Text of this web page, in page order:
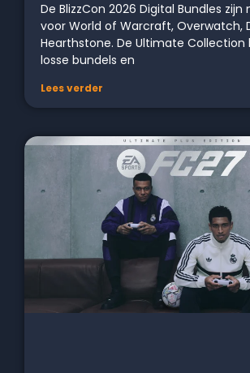
De BlizzCon 2026 Digital Bundles zijn
voor World of Warcraft, Overwatch,
Hearthstone. De Ultimate Collection
losse bundels en
Lees verder